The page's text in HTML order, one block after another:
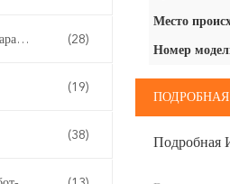
Дыхательный аппарат собственной личности (28)
(19)
(38)
Место
Номер
Подробная